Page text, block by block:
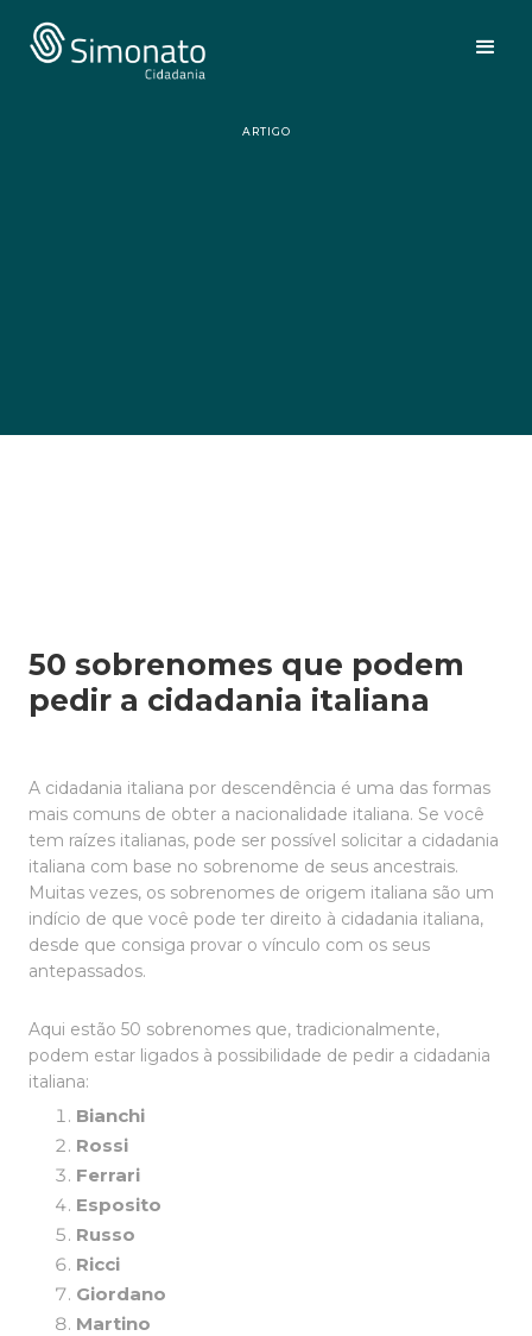
ARTIGO
50 sobrenomes que podem
pedir a cidadania italiana
A cidadania italiana por descendência é uma das formas
mais comuns de obter a nacionalidade italiana. Se você
tem raízes italianas, pode ser possível solicitar a cidadania
italiana com base no sobrenome de seus ancestrais.
Muitas vezes, os sobrenomes de origem italiana são um
indício de que você pode ter direito à cidadania italiana,
desde que consiga provar o vínculo com os seus
antepassados.
Aqui estão 50 sobrenomes que, tradicionalmente,
podem estar ligados à possibilidade de pedir a cidadania
italiana:
Bianchi
Rossi
Ferrari
Esposito
Russo
Ricci
Giordano
Martino